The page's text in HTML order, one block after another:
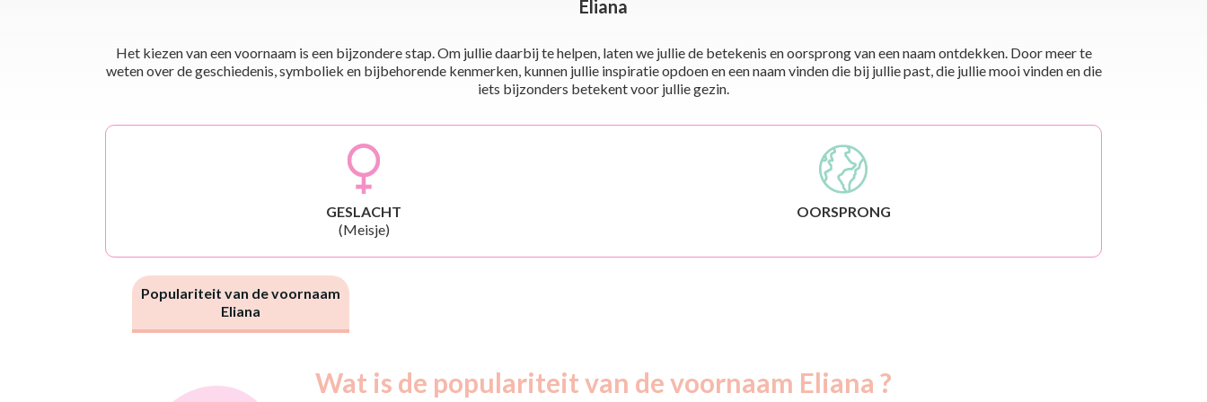
Eliana
Het kiezen van een voornaam is een bijzondere stap. Om jullie daarbij te helpen, laten we jullie de betekenis en oorsprong van een naam ontdekken. Door meer te
weten over de geschiedenis, symboliek en bijbehorende kenmerken, kunnen jullie inspiratie opdoen en een naam vinden die bij jullie past, die jullie mooi vinden en die
iets bijzonders betekent voor jullie gezin.
GESLACHT
(Meisje)
OORSPRONG
Populariteit van de voornaam
Eliana
Wat is de populariteit van de voornaam Eliana ?